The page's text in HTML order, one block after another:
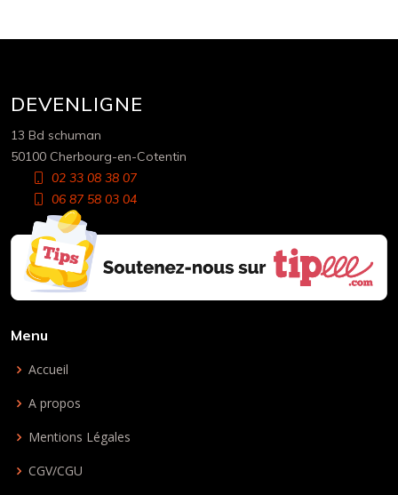
DEVENLIGNE
13 Bd schuman
50100 Cherbourg-en-Cotentin
02 33 08 38 07
06 87 58 03 04
Menu
Accueil
A propos
Mentions Légales
CGV/CGU